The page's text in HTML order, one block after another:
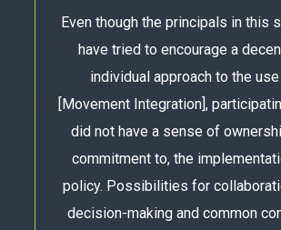
Even though the principals in this
have tried to encourage a
individual approach to the
[Movement Integration],
did not have a sense of
commitment to, the
policy. Possibilities for
decision-making and common